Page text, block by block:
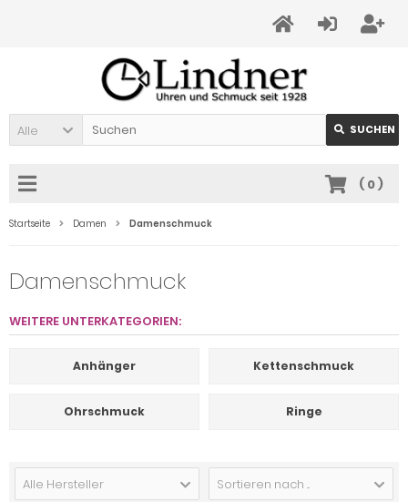
Alle SUCHEN
( 0)
Startseite Damen Damenschmuck
Damenschmuck
WEITERE UNTERKATEGORIEN:
Anhänger Kettenschmuck
Ohrschmuck Ringe
Alle Hersteller Sortieren nach ...